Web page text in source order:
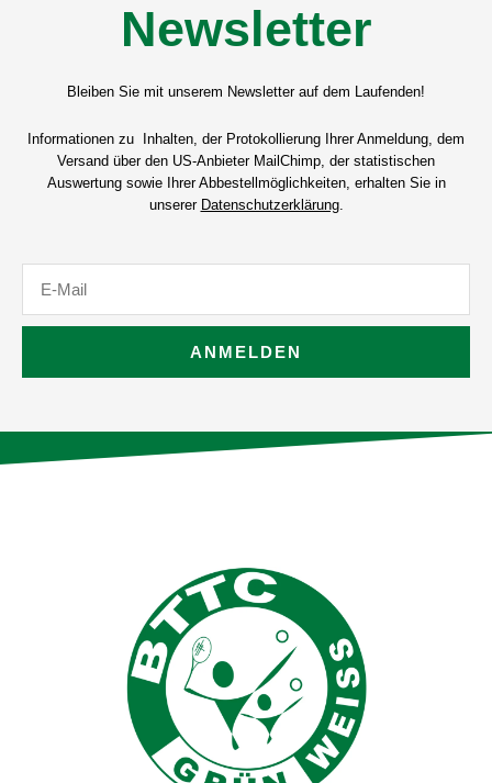
Newsletter
Bleiben Sie mit unserem Newsletter auf dem Laufenden!
Informationen zu Inhalten, der Protokollierung Ihrer Anmeldung, dem
Versand über den US-Anbieter MailChimp, der statistischen
Auswertung sowie Ihrer Abbestellmöglichkeiten, erhalten Sie in
unserer Datenschutzerklärung.
Mail
ANMELDEN